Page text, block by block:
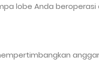
lobe Anda